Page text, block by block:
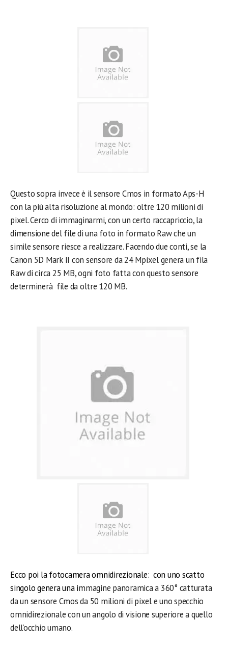
Questo sopra invece è il sensore Cmos in formato Aps-H
con la più alta risoluzione al mondo: oltre 120 milioni di
pixel. Cerco di immaginarmi, con un certo raccapriccio, la
dimensione del file di una foto in formato Raw che un
simile sensore riesce a realizzare. Facendo due conti, se la
Canon 5D Mark II con sensore da 24 Mpixel genera un fila
Raw di circa 25 MB, ogni foto fatta con questo sensore
determinerà file da oltre 120 MB.
Ecco poi la fotocamera omnidirezionale: con uno scatto
singolo genera una immagine panoramica a 360° catturata
da un sensore Cmos da 50 milioni di pixel e uno specchio
omnidirezionale con un angolo di visione superiore a quello
dell’occhio umano.